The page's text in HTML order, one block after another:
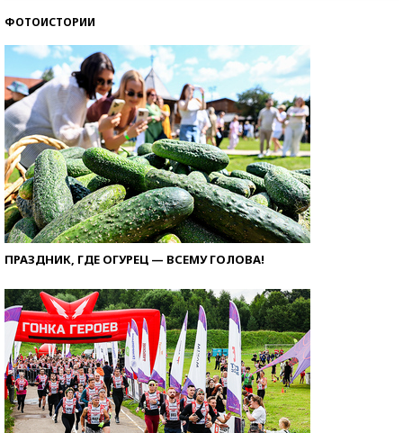
ФОТОИСТОРИИ
ПРАЗДНИК, ГДЕ ОГУРЕЦ — ВСЕМУ ГОЛОВА!